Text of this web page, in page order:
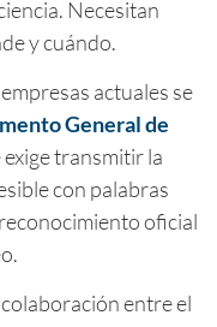
Necesitan
y cuándo.
actuales se
General de
exige transmitir la
con palabras
oficial
entre el